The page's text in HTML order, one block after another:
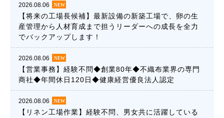
2026.08.06
【将来の工場長候補】最新設備の新築工場で、卵の生
産管理から人材育成まで担うリーダーへの成長を全力
でバックアップします！
2026.08.06
【営業事務】経験不問◆創業80年◆不織布業界の専門
商社◆年間休日120日◆健康経営優良法人認定
2026.08.06
【リネン工場作業】経験不問、男女共に活躍している